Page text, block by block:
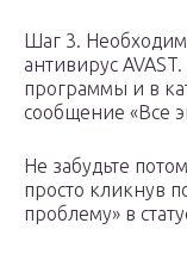
Шаг 3.
антивирус
программы и в
сообщение «Все
Не забудьте
просто кликнув
проблему» в